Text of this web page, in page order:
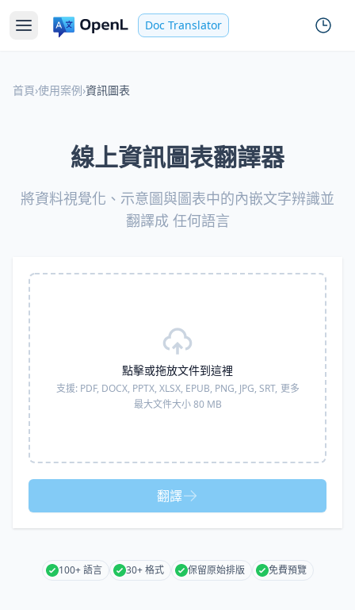
Doc Translator
首頁›使用案例›資訊圖表
線上資訊圖表翻譯器
將資料視覺化、示意圖與圖表中的內嵌文字辨識並
翻譯成 任何語言
點擊或拖放文件到這裡
支援: PDF, DOCX, PPTX, XLSX, EPUB, PNG, JPG, SRT, 更多
最大文件大小 80 MB
翻譯
100+ 語言 30+ 格式 保留原始排版 免費預覽